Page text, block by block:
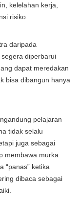
kelelahan kerja,
risiko.
daripada
diperbarui
dapat meredakan
bisa dibangun hanya
pelajaran
tidak selalu
juga sebagai
membawa murka
“panas” ketika
dibaca sebagai